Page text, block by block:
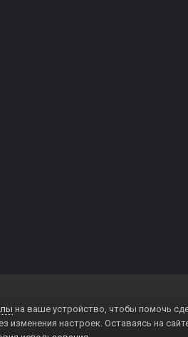
на ваше устройство, чтобы помочь
изменения настроек. Оставаясь на